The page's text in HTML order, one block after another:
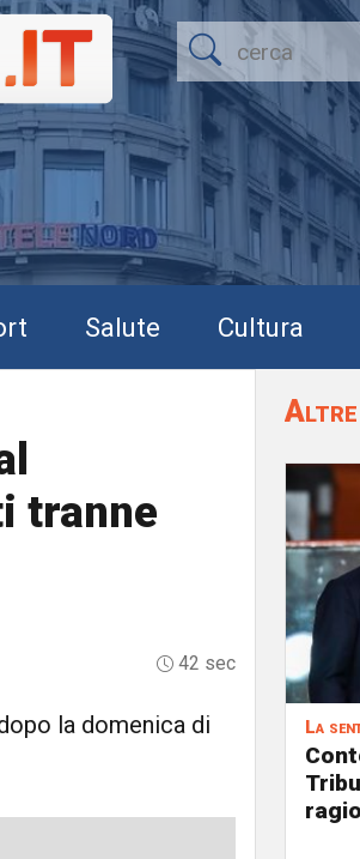
Salute Cultura
tranne
42 sec
la domenica di
Altre
La